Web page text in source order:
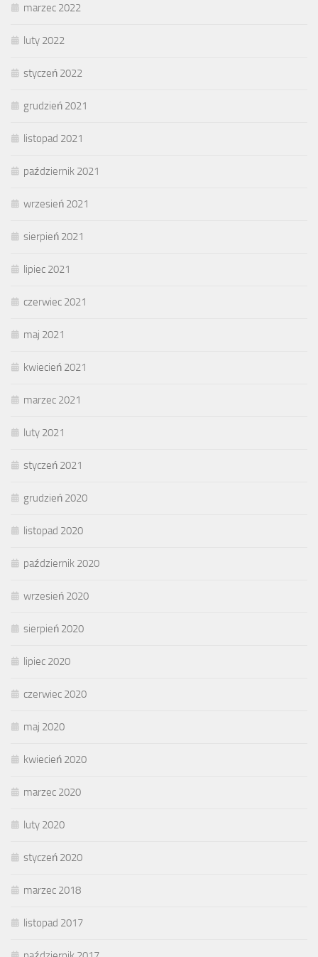
marzec 2022
luty 2022
styczeń 2022
grudzień 2021
listopad 2021
październik 2021
wrzesień 2021
sierpień 2021
lipiec 2021
czerwiec 2021
maj 2021
kwiecień 2021
marzec 2021
luty 2021
styczeń 2021
grudzień 2020
listopad 2020
październik 2020
wrzesień 2020
sierpień 2020
lipiec 2020
czerwiec 2020
maj 2020
kwiecień 2020
marzec 2020
luty 2020
styczeń 2020
marzec 2018
listopad 2017